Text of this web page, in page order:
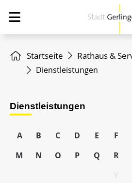
Startseite Rathaus &
Dienstleistungen
Dienstleistungen
A B C D E F
M
N O P Q R